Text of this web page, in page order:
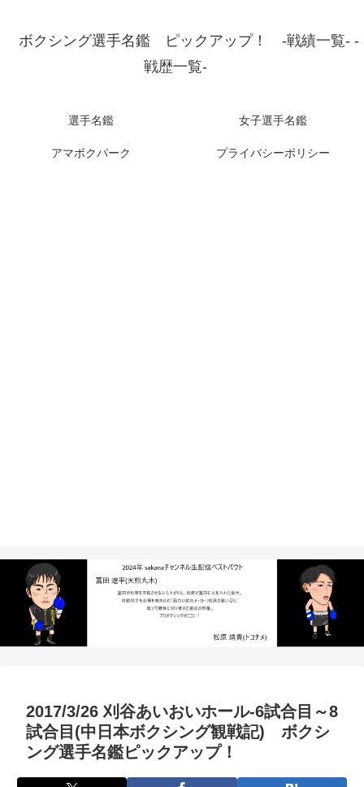
ボクシング選手名鑑 ピックアップ！ -戦績一覧- -
戦歴一覧-
選手名鑑 女子選手名鑑
アマボクパーク プライバシーポリシー
2017/3/26 刈谷あいおいホール-6試合目～8
試合目(中日本ボクシング観戦記) ボクシ
ング選手名鑑ピックアップ！